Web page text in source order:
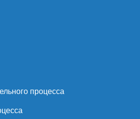
процесса